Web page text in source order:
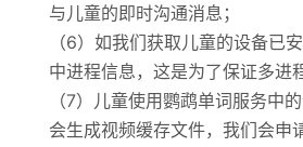
与儿童的即时沟通消息；
（6）如我们获取儿童的设备已
中进程信息，这是为了保证多进
（7）儿童使用鹦鹉单词服务中
会生成视频缓存文件，我们会申